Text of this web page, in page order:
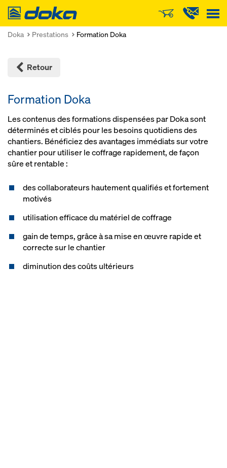
Doka
Doka Prestations Formation Doka
Retour
Formation Doka
Les contenus des formations dispensées par Doka sont
déterminés et ciblés pour les besoins quotidiens des
chantiers. Bénéficiez des avantages immédiats sur votre
chantier pour utiliser le coffrage rapidement, de façon
sûre et rentable :
des collaborateurs hautement qualifiés et fortement
motivés
utilisation efficace du matériel de coffrage
gain de temps, grâce à sa mise en œuvre rapide et
correcte sur le chantier
diminution des coûts ultérieurs